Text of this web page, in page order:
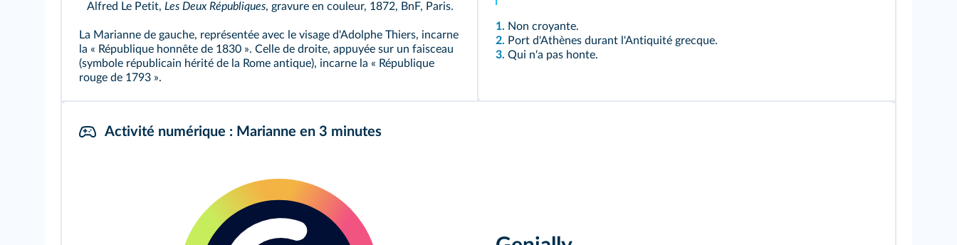
Alfred Le Petit, Les Deux Républiques, gravure en couleur, 1872, BnF, Paris.
La Marianne de gauche, représentée avec le visage d'Adolphe Thiers, incarne
la « République honnête de 1830 ». Celle de droite, appuyée sur un faisceau
(symbole républicain hérité de la Rome antique), incarne la « République
rouge de 1793 ».
1. Non croyante.
2. Port d'Athènes durant l'Antiquité grecque.
3. Qui n'a pas honte.
Activité numérique : Marianne en 3 minutes